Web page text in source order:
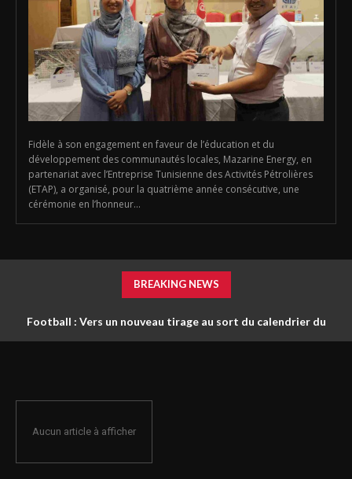
Fidèle à son engagement en faveur de l’éducation et du
développement des communautés locales, Mazarine Energy, en
partenariat avec l’Entreprise Tunisienne des Activités Pétrolières
(ETAP), a organisé, pour la quatrième année consécutive, une
cérémonie en l’honneur...
BREAKING NEWS
Football : Vers un nouveau tirage au sort du calendrier du
Aucun article à afficher